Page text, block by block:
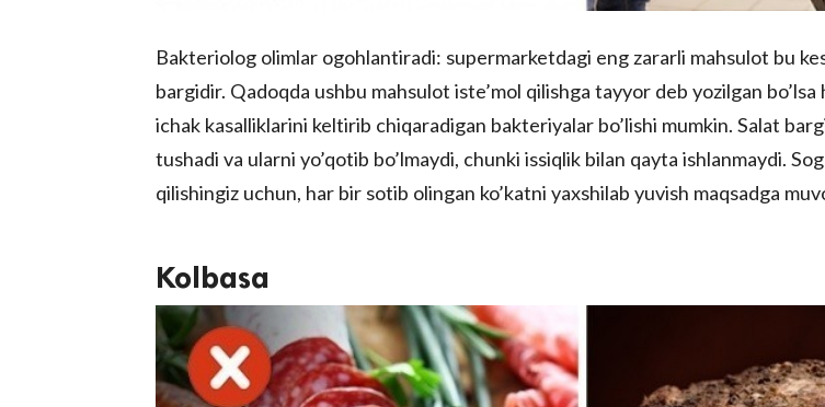
Bakteriolog olimlar ogohlantiradi: supermarketdagi eng zararli mahsulot bu
bargidir. Qadoqda ushbu mahsulot iste’mol qilishga tayyor deb yozilgan bo’lsa
ichak kasalliklarini keltirib chiqaradigan bakteriyalar bo’lishi mumkin. Salat
tushadi va ularni yo’qotib bo’lmaydi, chunki issiqlik bilan qayta ishlanmaydi.
qilishingiz uchun, har bir sotib olingan ko’katni yaxshilab yuvish maqsadga
Kolbasa